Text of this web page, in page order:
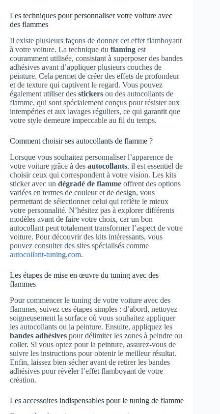
Les techniques pour personnaliser votre voiture avec
des flammes
Il existe plusieurs façons de donner cet effet flamboyant
à votre voiture. La technique du flaming est
couramment utilisée, consistant à superposer des bandes
adhésives avant d’appliquer plusieurs couches de
peinture. Cela permet de créer des effets de profondeur
et de texture qui captivent le regard. Vous pouvez
également utiliser des stickers ou des autocollants de
flamme, qui sont spécialement conçus pour résister aux
intempéries et aux lavages réguliers, ce qui garantit que
votre style demeure impeccable au fil du temps.
Comment choisir ses autocollants de flamme ?
Lorsque vous souhaitez personnaliser l’apparence de
votre voiture grâce à des autocollants, il est essentiel de
choisir ceux qui correspondent à votre vision. Les kits
sticker avec un dégradé de flamme offrent des options
variées en termes de couleur et de design, vous
permettant de sélectionner celui qui reflète le mieux
votre personnalité. N’hésitez pas à explorer différents
modèles avant de faire votre choix, car un bon
autocollant peut totalement transformer l’aspect de votre
voiture. Pour découvrir des kits intéressants, vous
pouvez consulter des sites spécialisés comme
autocollant-tuning.com.
Les étapes de mise en œuvre du tuning avec des
flammes
Pour commencer le tuning de votre voiture avec des
flammes, suivez ces étapes simples : d’abord, nettoyez
soigneusement la surface où vous souhaitez appliquer
les autocollants ou la peinture. Ensuite, appliquez les
bandes adhésives pour délimiter les zones à peindre ou
coller. Si vous optez pour la peinture, assurez-vous de
suivre les instructions pour obtenir le meilleur résultat.
Enfin, laissez bien sécher avant de retirer les bandes
adhésives pour révéler l’effet flamboyant de votre
création.
Les accessoires indispensables pour le tuning de flamme